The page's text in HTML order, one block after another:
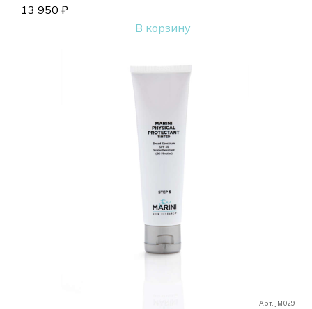
13 950 ₽
В корзину
Арт. JM029